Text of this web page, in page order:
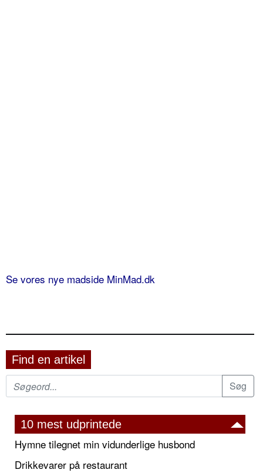
Se vores nye madside MinMad.dk
Find en artikel
10 mest udprintede
Hymne tilegnet min vidunderlige husbond
Drikkevarer på restaurant